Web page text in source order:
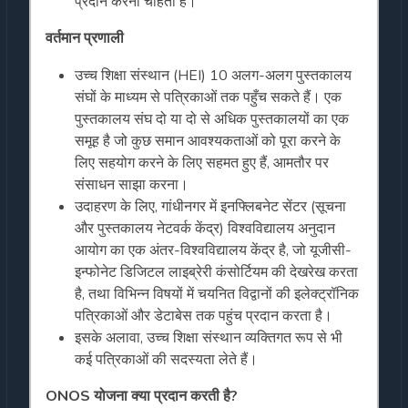
वर्तमान प्रणाली
उच्च शिक्षा संस्थान (HEI) 10 अलग-अलग पुस्तकालय
संघों के माध्यम से पत्रिकाओं तक पहुँच सकते हैं। एक
पुस्तकालय संघ दो या दो से अधिक पुस्तकालयों का एक
समूह है जो कुछ समान आवश्यकताओं को पूरा करने के
लिए सहयोग करने के लिए सहमत हुए हैं, आमतौर पर
संसाधन साझा करना।
उदाहरण के लिए, गांधीनगर में इनफ्लिबनेट सेंटर (सूचना
और पुस्तकालय नेटवर्क केंद्र) विश्वविद्यालय अनुदान
आयोग का एक अंतर-विश्वविद्यालय केंद्र है, जो यूजीसी-
इन्फोनेट डिजिटल लाइब्रेरी कंसोर्टियम की देखरेख करता
है, तथा विभिन्न विषयों में चयनित विद्वानों की इलेक्ट्रॉनिक
पत्रिकाओं और डेटाबेस तक पहुंच प्रदान करता है।
इसके अलावा, उच्च शिक्षा संस्थान व्यक्तिगत रूप से भी
कई पत्रिकाओं की सदस्यता लेते हैं।
ONOS योजना क्या प्रदान करती है?